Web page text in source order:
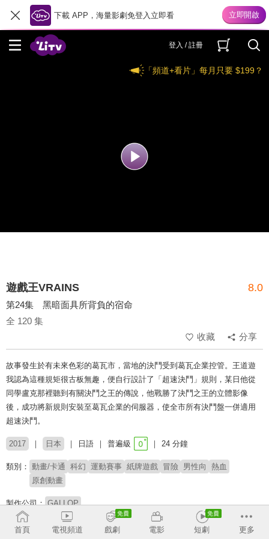
下載 APP，海量影劇免登入立即看
登入 / 註冊
「頻道+看片」每月只要 $199？
遊戲王VRAINS 8.0
第24集 黑暗面具所背負的宿命
全 120 集
收藏
分享
故事發生於有未來色彩的葛瓦市，當地的決鬥受到葛瓦企業控管。王道遊
我認為這種規矩很古板無趣，便自行設計了「超速決鬥」規則，某日他從
同學盧克那裡聽到有關決鬥之王的傳說，他戰勝了決鬥之王的立體影像
後，成功將新規則安裝至葛瓦企業的伺服器，使全市所有決鬥盤一併適用
超速決鬥。
2017 日本 日語 普遍級 24 分鐘
類別： 動畫/卡通 科幻 運動賽事 紙牌遊戲 冒險 男性向
熱血
原創動畫
製作公司： GALLOP
導演： 細田雅弘 佐藤龍雄
首頁 電視頻道 戲劇 電影 短劇 更多